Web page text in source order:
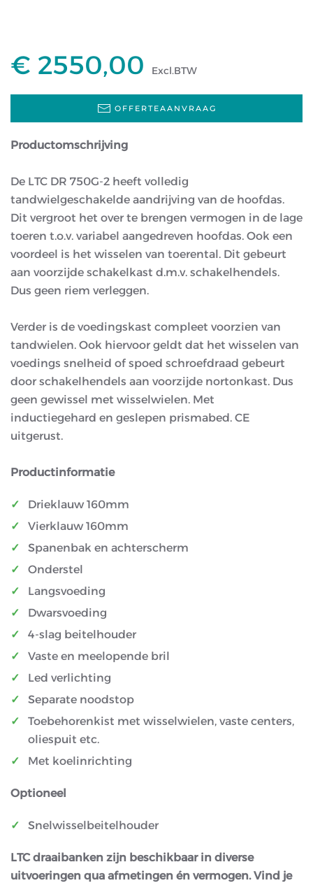
€ 2550,00 Excl.BTW
OFFERTEAANVRAAG
Productomschrijving
De LTC DR 750G-2 heeft volledig
tandwielgeschakelde aandrijving van de hoofdas.
Dit vergroot het over te brengen vermogen in de lage
toeren t.o.v. variabel aangedreven hoofdas. Ook een
voordeel is het wisselen van toerental. Dit gebeurt
aan voorzijde schakelkast d.m.v. schakelhendels.
Dus geen riem verleggen.
Verder is de voedingskast compleet voorzien van
tandwielen. Ook hiervoor geldt dat het wisselen van
voedings snelheid of spoed schroefdraad gebeurt
door schakelhendels aan voorzijde nortonkast. Dus
geen gewissel met wisselwielen. Met
inductiegehard en geslepen prismabed. CE
uitgerust.
Productinformatie
Drieklauw 160mm
Vierklauw 160mm
Spanenbak en achterscherm
Onderstel
Langsvoeding
Dwarsvoeding
4-slag beitelhouder
Vaste en meelopende bril
Led verlichting
Separate noodstop
Toebehorenkist met wisselwielen, vaste centers,
oliespuit etc.
Met koelinrichting
Optioneel
Snelwisselbeitelhouder
LTC draaibanken zijn beschikbaar in diverse
uitvoeringen qua afmetingen én vermogen. Vind je